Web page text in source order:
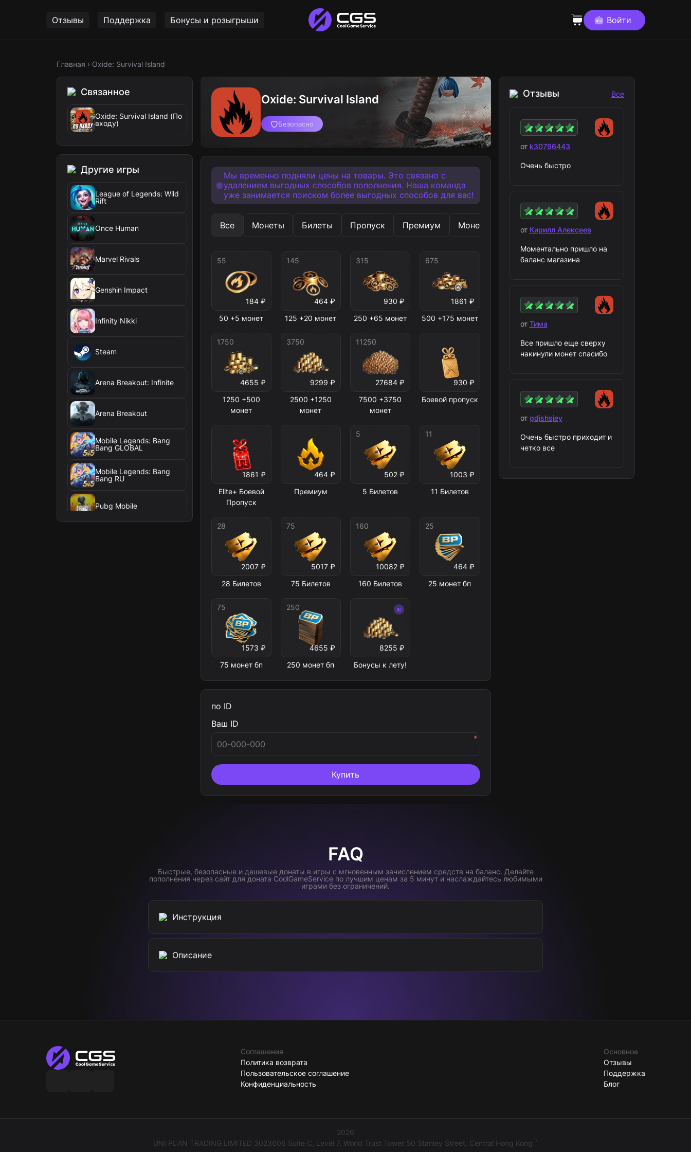
Отзывы Поддержка Бонусы и розыгрыши Войти
Главная › Oxide: Survival Island
Связанное
Oxide: Survival Island (По
входу)
Другие игры
League of Legends: Wild
Rift
Once Human
Marvel Rivals
Genshin Impact
Infinity Nikki
Steam
Arena Breakout: Infinite
Arena Breakout
Mobile Legends: Bang
Bang GLOBAL
Mobile Legends: Bang
Bang RU
Pubg Mobile
Neverness to Everness
Jujutsu Kaisen Phantom
Parade
Oxide: Survival Island
Безопасно
Мы временно подняли цены на товары. Это связано с
удалением выгодных способов пополнения. Наша команда
уже занимается поиском более выгодных способов для вас!
Все Монеты Билеты Пропуск Премиум Монеты боевого пропуска
184 ₽
55
50 +5 монет
464 ₽
145
125 +20 монет
930 ₽
315
250 +65 монет
1861 ₽
675
500 +175 монет
4655 ₽
1750
1250 +500
монет
9299 ₽
3750
2500 +1250
монет
27684 ₽
11250
7500 +3750
монет
930 ₽
Боевой пропуск
1861 ₽
Elite+ Боевой
Пропуск
464 ₽
Премиум
502 ₽
5
5 Билетов
1003 ₽
11
11 Билетов
2007 ₽
28
28 Билетов
5017 ₽
75
75 Билетов
10082 ₽
160
160 Билетов
464 ₽
25
25 монет бп
1573 ₽
75
75 монет бп
4655 ₽
250
250 монет бп
8255 ₽
Бонусы к лету!
по ID
Ваш ID
*
Купить
Отзывы Все
от k30796443
Очень быстро
от Кирилл Алексеев
Моментально пришло на
баланс магазина
от Тима
Все пришло еще сверху
накинули монет спасибо
от gdjshsjey
Очень быстро приходит и
четко все
FAQ
Быстрые, безопасные и дешевые донаты в игры с мгновенным зачислением средств на баланс. Делайте
пополнения через сайт для доната CoolGameService по лучшим ценам за 5 минут и наслаждайтесь любимыми
играми без ограничений.
Инструкция
Описание
Соглашения
Политика возврата
Пользовательское соглашение
Конфиденциальность
Основное
Отзывы
Поддержка
Блог
2026
UNI PLAN TRADING LIMITED 3023606 Suite C, Level 7, World Trust Tower 50 Stanley Street, Central Hong Kong `